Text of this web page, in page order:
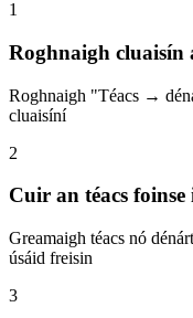
1
Roghnaigh
Roghnaigh "Téacs →
cluaisíní
2
Cuir an téacs foinse
Greamaigh téacs nó
úsáid freisin
3